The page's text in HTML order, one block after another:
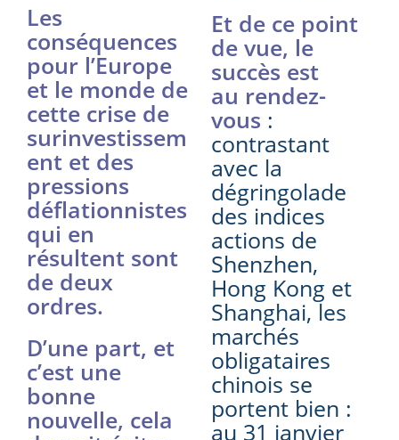
Les
conséquences
pour l’Europe
et le monde de
cette crise de
surinvestissem
ent et des
pressions
déflationnistes
qui en
résultent sont
de deux
ordres.
D’une part, et
c’est une
bonne
nouvelle, cela
Et de ce point
de vue, le
succès est
au rendez-
vous :
contrastant
avec la
dégringolade
des indices
actions de
Shenzhen,
Hong Kong et
Shanghai, les
marchés
obligataires
chinois se
portent bien :
au 31 janvier